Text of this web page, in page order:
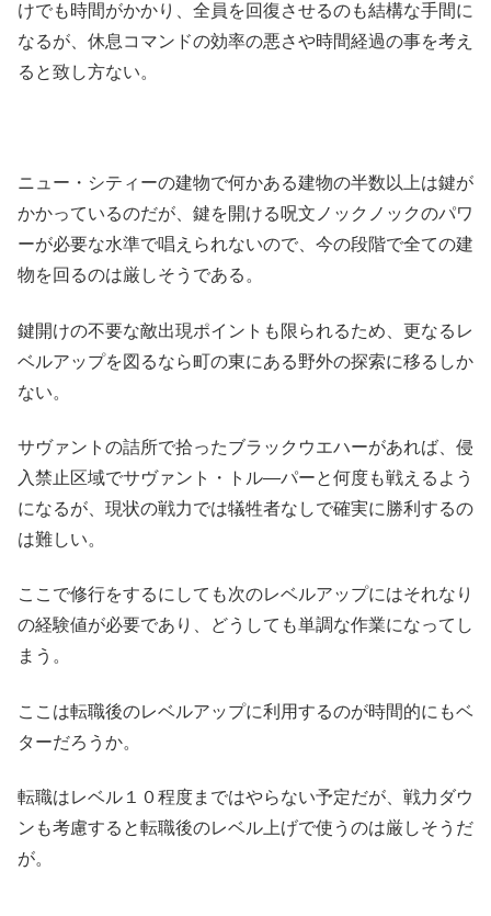
けでも時間がかかり、全員を回復させるのも結構な手間に
なるが、休息コマンドの効率の悪さや時間経過の事を考え
ると致し方ない。
ニュー・シティーの建物で何かある建物の半数以上は鍵が
かかっているのだが、鍵を開ける呪文ノックノックのパワ
ーが必要な水準で唱えられないので、今の段階で全ての建
物を回るのは厳しそうである。
鍵開けの不要な敵出現ポイントも限られるため、更なるレ
ベルアップを図るなら町の東にある野外の探索に移るしか
ない。
サヴァントの詰所で拾ったブラックウエハーがあれば、侵
入禁止区域でサヴァント・トル―パーと何度も戦えるよう
になるが、現状の戦力では犠牲者なしで確実に勝利するの
は難しい。
ここで修行をするにしても次のレベルアップにはそれなり
の経験値が必要であり、どうしても単調な作業になってし
まう。
ここは転職後のレベルアップに利用するのが時間的にもベ
ターだろうか。
転職はレベル１０程度まではやらない予定だが、戦力ダウ
ンも考慮すると転職後のレベル上げで使うのは厳しそうだ
が。